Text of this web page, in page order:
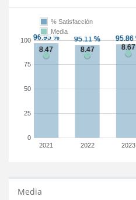
2021 2022 2023
0
25
50
75
100
% Satisfacción
Media
Media